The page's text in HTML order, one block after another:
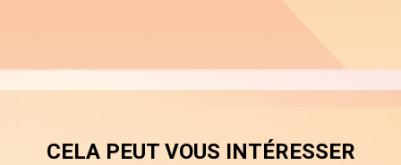
CELA PEUT VOUS INTÉRESSER